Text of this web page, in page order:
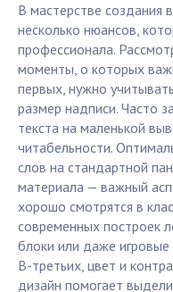
В мастерстве создания
несколько нюансов,
профессионала.
моменты, о которых
первых, нужно
размер надписи. Часто
текста на маленькой
читабельности.
слов на стандартной
материала — важный
хорошо смотрятся в
современных построек
блоки или даже
В-третьих, цвет и
дизайн помогает